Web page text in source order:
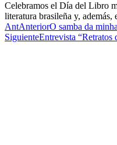
Celebramos el Día del Libro
literatura brasileña y, además,
AntAnteriorO samba da
SiguienteEntrevista “Retratos